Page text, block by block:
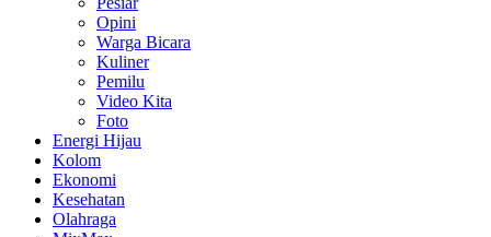
Opini
Warga Bicara
Kuliner
Pemilu
Video Kita
Foto
Energi Hijau
Kolom
Ekonomi
Kesehatan
Olahraga